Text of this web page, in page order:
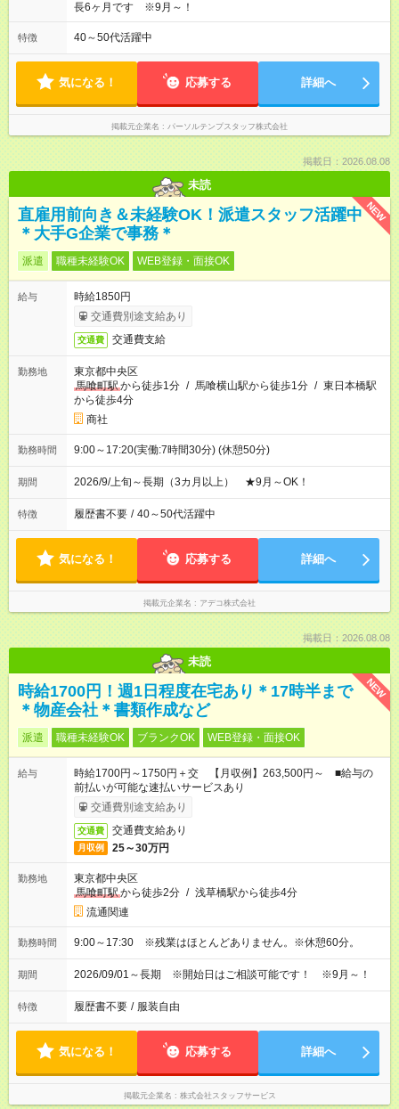
長6ヶ月です ※9月～！
特徴 40～50代活躍中
気になる！ 応募する 詳細へ
掲載元企業名 パーソルテンプスタッフ株式会社
掲載日：2026.08.08
未読
NEW
直雇用前向き＆未経験OK！派遣スタッフ活躍中
＊大手G企業で事務＊
派遣 職種未経験OK WEB登録・面接OK
給与
時給1850円
交通費別途支給あり
交通費 交通費支給
勤務地
東京都中央区
馬喰町駅から徒歩1分 / 馬喰横山駅から徒歩1分 / 東日本橋駅
から徒歩4分
商社
勤務時間 9:00～17:20(実働:7時間30分) (休憩50分)
期間 2026/9/上旬～長期（3カ月以上） ★9月～OK！
特徴 履歴書不要 / 40～50代活躍中
気になる！ 応募する 詳細へ
掲載元企業名 アデコ株式会社
掲載日：2026.08.08
未読
NEW
時給1700円！週1日程度在宅あり＊17時半まで
＊物産会社＊書類作成など
派遣 職種未経験OK ブランクOK WEB登録・面接OK
給与
時給1700円～1750円＋交 【月収例】263,500円～ ■給与の
前払いが可能な速払いサービスあり
交通費別途支給あり
交通費 交通費支給あり
月収例 25～30万円
勤務地
東京都中央区
馬喰町駅から徒歩2分 / 浅草橋駅から徒歩4分
流通関連
勤務時間 9:00～17:30 ※残業はほとんどありません。※休憩60分。
期間 2026/09/01～長期 ※開始日はご相談可能です！ ※9月～！
特徴 履歴書不要 / 服装自由
気になる！ 応募する 詳細へ
掲載元企業名 株式会社スタッフサービス